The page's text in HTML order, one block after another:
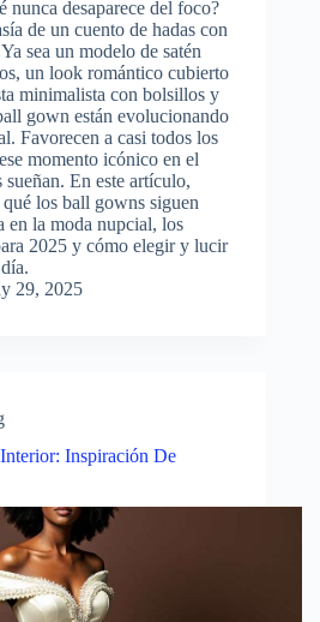
nunca desaparece del foco?
de un cuento de hadas con
sea un modelo de satén
un look romántico cubierto
minimalista con bolsillos y
gown están evolucionando
Favorecen a casi todos los
momento icónico en el
En este artículo,
los ball gowns siguen
en la moda nupcial, los
2025 y cómo elegir y lucir
29, 2025
Inspiración De